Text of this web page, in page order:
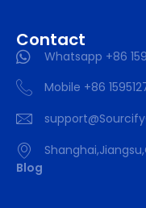
Contact
Whatsapp +86
Mobile +86
Blog